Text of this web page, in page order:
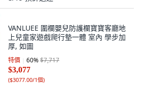
上兒童家遊戲爬行墊一體 室內 學步加
厚, 如圖
特價 60
$3,077
($3077.00/1個
8/19預計送達